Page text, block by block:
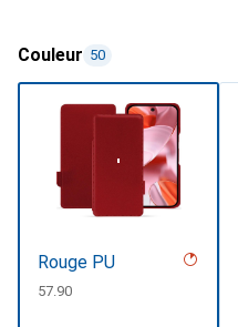
Couleur 50
Rouge PU
CHF
57.90